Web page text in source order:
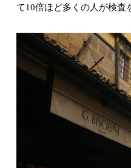
て10倍ほど多くの人が検査